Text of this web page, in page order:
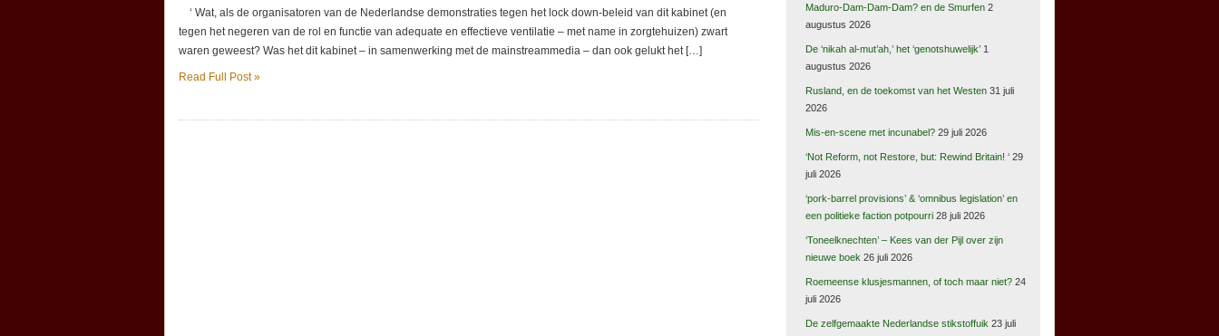
‘ Wat, als de organisatoren van de Nederlandse demonstraties tegen het lock down-beleid van dit kabinet (en
tegen het negeren van de rol en functie van adequate en effectieve ventilatie – met name in zorgtehuizen) zwart
waren geweest? Was het dit kabinet – in samenwerking met de mainstreammedia – dan ook gelukt het […]
Read Full Post »
Maduro-Dam-Dam-Dam? en de Smurfen 2
augustus 2026
De ‘nikah al-mut’ah,’ het ‘genotshuwelijk’ 1
augustus 2026
Rusland, en de toekomst van het Westen 31 juli
2026
Mis-en-scene met incunabel? 29 juli 2026
‘Not Reform, not Restore, but: Rewind Britain! ‘ 29
juli 2026
‘pork-barrel provisions’ & ‘omnibus legislation’ en
een politieke faction potpourri 28 juli 2026
‘Toneelknechten’ – Kees van der Pijl over zijn
nieuwe boek 26 juli 2026
Roemeense klusjesmannen, of toch maar niet? 24
juli 2026
De zelfgemaakte Nederlandse stikstoffuik 23 juli